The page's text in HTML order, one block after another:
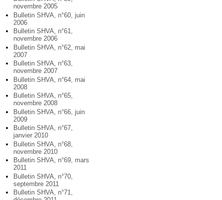
novembre 2005
Bulletin SHVA, n°60, juin
2006
Bulletin SHVA, n°61,
novembre 2006
Bulletin SHVA, n°62, mai
2007
Bulletin SHVA, n°63,
novembre 2007
Bulletin SHVA, n°64, mai
2008
Bulletin SHVA, n°65,
novembre 2008
Bulletin SHVA, n°66, juin
2009
Bulletin SHVA, n°67,
janvier 2010
Bulletin SHVA, n°68,
novembre 2010
Bulletin SHVA, n°69, mars
2011
Bulletin SHVA, n°70,
septembre 2011
Bulletin SHVA, n°71,